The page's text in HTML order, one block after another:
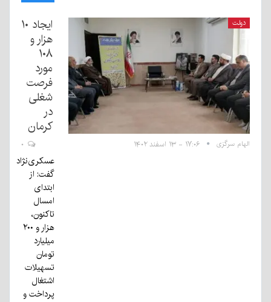
دولت
ایجاد ۱۰
هزار و
۱۰۸
مورد
فرصت
شغلی
در
کرمان
الهام سرگزی ۱۷:۰۶ - ۱۳ اسفند ۱۴۰۲
عسکری‌نژاد
گفت: از
ابتدای
امسال
تاکنون،
هزار و ۲۰۰
میلیارد
تومان
تسهیلات
اشتغال
پرداخت و